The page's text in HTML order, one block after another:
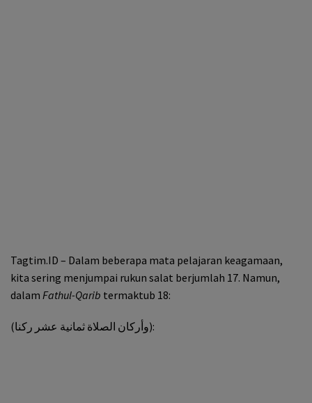
Tagtim.ID – Dalam beberapa mata pelajaran keagamaan,
kita sering menjumpai rukun salat berjumlah 17. Namun,
dalam Fathul-Qarib termaktub 18:
(وأركان الصلاة ثمانية عشر ركنا):